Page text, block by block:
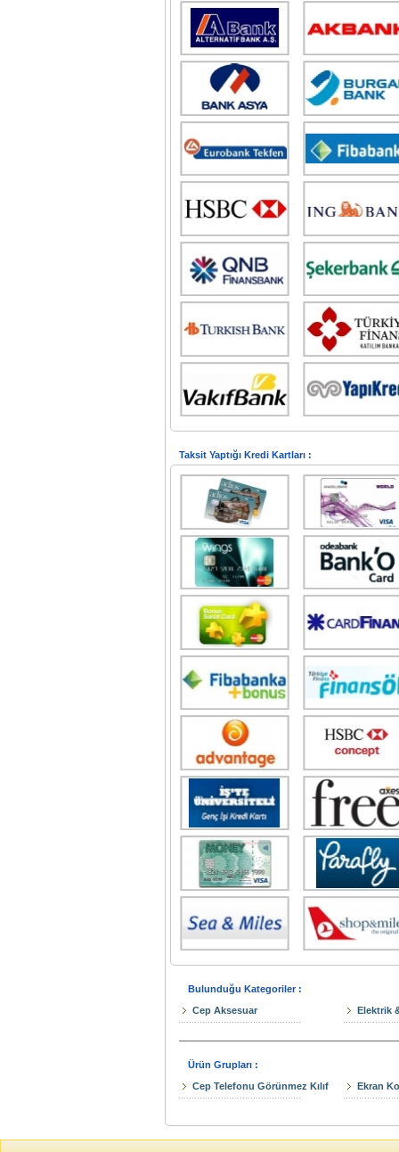
Taksit Yaptığı Kredi Kartları :
Bulunduğu Kategoriler :
Cep Aksesuar
Elektrik
Ürün Grupları :
Cep Telefonu Görünmez Kılıf
Ekran